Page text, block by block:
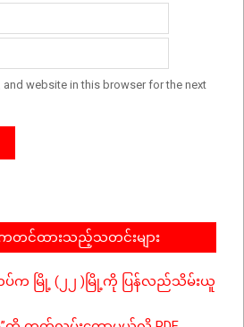
and website in this browser for the next
ကတင်ထားသည့်သတင်းများ
က မြို့ (၂၂ )မြို့ကို ပြန်လည်သိမ်းယူ